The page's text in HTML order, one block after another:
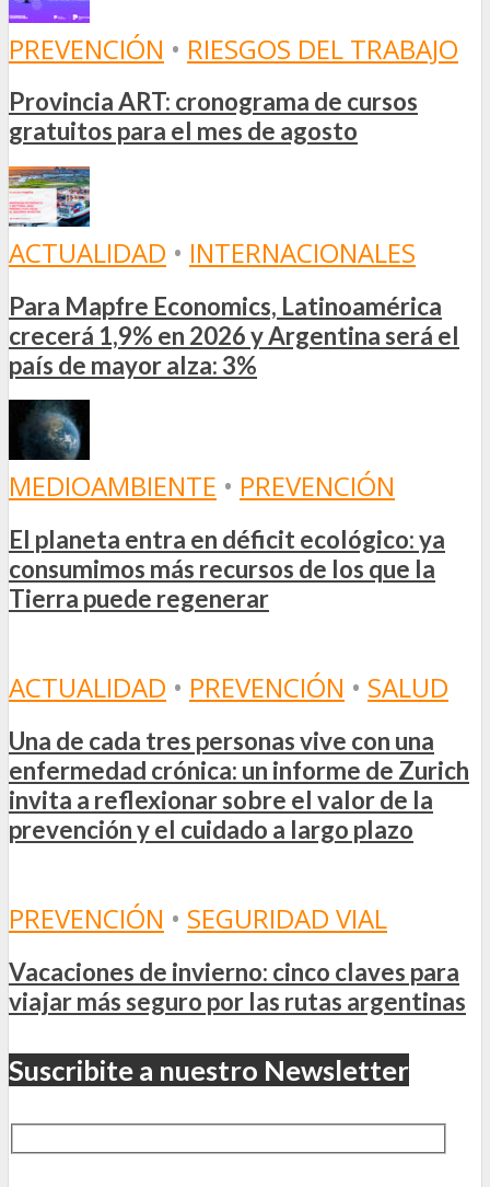
PREVENCIÓN • RIESGOS DEL TRABAJO
Provincia ART: cronograma de cursos
gratuitos para el mes de agosto
ACTUALIDAD • INTERNACIONALES
Para Mapfre Economics, Latinoamérica
crecerá 1,9% en 2026 y Argentina será el
país de mayor alza: 3%
MEDIOAMBIENTE • PREVENCIÓN
El planeta entra en déficit ecológico: ya
consumimos más recursos de los que la
Tierra puede regenerar
ACTUALIDAD • PREVENCIÓN • SALUD
Una de cada tres personas vive con una
enfermedad crónica: un informe de Zurich
invita a reflexionar sobre el valor de la
prevención y el cuidado a largo plazo
PREVENCIÓN • SEGURIDAD VIAL
Vacaciones de invierno: cinco claves para
viajar más seguro por las rutas argentinas
Suscribite a nuestro Newsletter